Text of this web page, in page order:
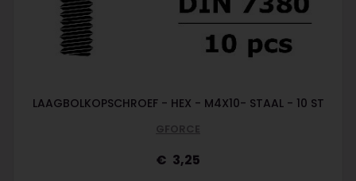
LAAGBOLKOPSCHROEF - HEX - M4X10- STAAL - 10 ST
GFORCE
3,25